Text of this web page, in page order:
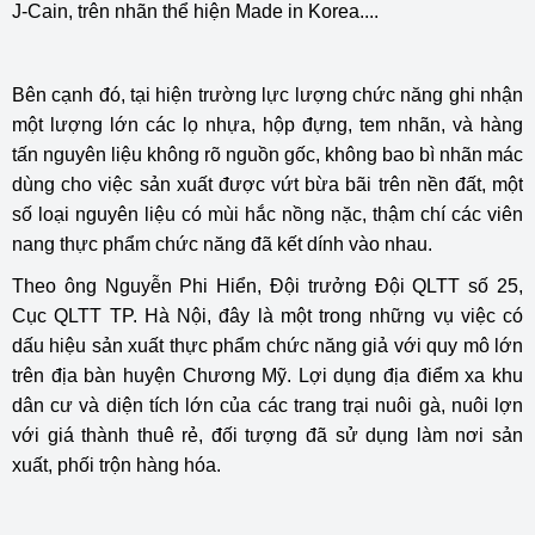
J-Cain, trên nhãn thể hiện Made in Korea....
Bên cạnh đó, tại hiện trường lực lượng chức năng ghi nhận
một lượng lớn các lọ nhựa, hộp đựng, tem nhãn, và hàng
tấn nguyên liệu không rõ nguồn gốc, không bao bì nhãn mác
dùng cho việc sản xuất được vứt bừa bãi trên nền đất, một
số loại nguyên liệu có mùi hắc nồng nặc, thậm chí các viên
nang thực phẩm chức năng đã kết dính vào nhau.
Theo ông Nguyễn Phi Hiển, Đội trưởng Đội QLTT số 25,
Cục QLTT TP. Hà Nội, đây là một trong những vụ việc có
dấu hiệu sản xuất thực phẩm chức năng giả với quy mô lớn
trên địa bàn huyện Chương Mỹ. Lợi dụng địa điểm xa khu
dân cư và diện tích lớn của các trang trại nuôi gà, nuôi lợn
với giá thành thuê rẻ, đối tượng đã sử dụng làm nơi sản
xuất, phối trộn hàng hóa.